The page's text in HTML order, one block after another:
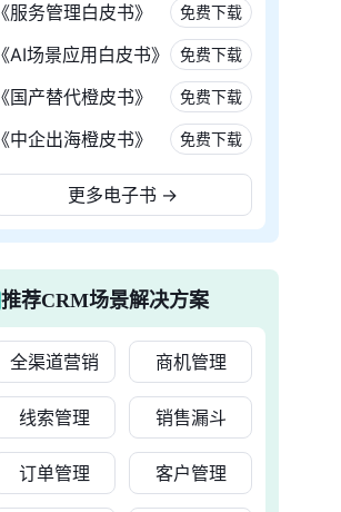
《服务管理白皮书》 免费下载
《AI场景应用白皮书》 免费下载
《国产替代橙皮书》 免费下载
《中企出海橙皮书》 免费下载
更多电子书 →
推荐CRM场景解决方案
全渠道营销 商机管理
线索管理 销售漏斗
订单管理 客户管理